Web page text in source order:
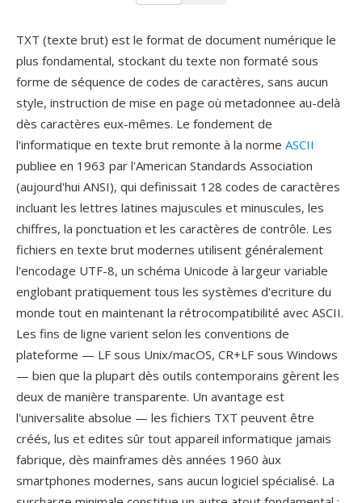
TXT (texte brut) est le format de document numérique le
plus fondamental, stockant du texte non formaté sous
forme de séquence de codes de caractères, sans aucun
style, instruction de mise en page où metadonnee au-delà
dès caractères eux-mêmes. Le fondement de
l'informatique en texte brut remonte à la norme ASCII
publiee en 1963 par l'American Standards Association
(aujourd'hui ANSI), qui definissait 128 codes de caractères
incluant les lettres latines majuscules et minuscules, les
chiffres, la ponctuation et les caractères de contrôle. Les
fichiers en texte brut modernes utilisent généralement
l'encodage UTF-8, un schéma Unicode à largeur variable
englobant pratiquement tous les systèmes d'ecriture du
monde tout en maintenant la rétrocompatibilité avec ASCII.
Les fins de ligne varient selon les conventions de
plateforme — LF sous Unix/macOS, CR+LF sous Windows
— bien que la plupart dès outils contemporains gèrent les
deux de manière transparente. Un avantage est
l'universalite absolue — les fichiers TXT peuvent être
créés, lus et edites sûr tout appareil informatique jamais
fabrique, dès mainframes dès années 1960 àux
smartphones modernes, sans aucun logiciel spécialisé. La